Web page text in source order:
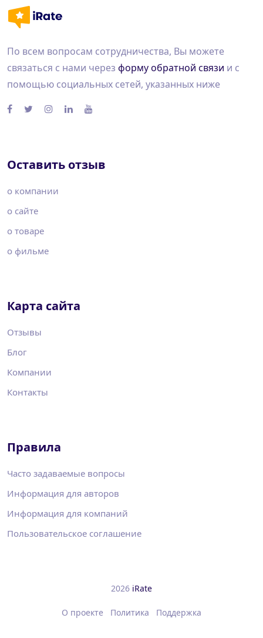
По всем вопросам сотрудничества, Вы можете
связаться с нами через форму обратной связи и с
помощью социальных сетей, указанных ниже
Оставить отзыв
о компании
о сайте
о товаре
о фильме
Карта сайта
Отзывы
Блог
Компании
Контакты
Правила
Часто задаваемые вопросы
Информация для авторов
Информация для компаний
Пользовательское соглашение
2026 iRate
О проекте Политика Поддержка